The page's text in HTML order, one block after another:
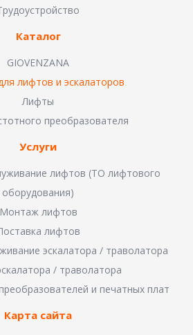
Каталог
GIOVENZANA
лифтов и эскалаторов
Лифты
преобразователя
Услуги
лифтов (ТО лифтового
оборудования)
Монтаж лифтов
лифтов
эскалатора / траволатора
/ траволатора
и печатных плат
Карта сайта